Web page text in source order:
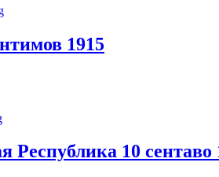
1915
Республика 10 сентаво